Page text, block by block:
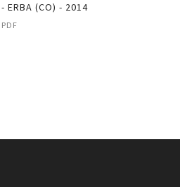
- ERBA (CO) - 2014
PDF